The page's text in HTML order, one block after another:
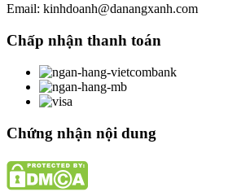
Email: kinhdoanh@danangxanh.com
Chấp nhận thanh toán
Chứng nhận nội dung